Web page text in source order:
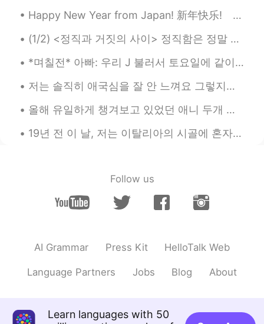
EN KR
@Bye저도 아직 많은 것을 알아차리는 과정
EN KR
@Lai아하 그런 뜻이였군요! 가르쳐주셔서
Thank you! :)
Bye 2019.07.22 14:38
씀도 맞네요. 저번에 제가 만나는 상담사 선
우선 알아차려야한다고요. 그래도 이렇게 말
올리 2019.07.22 14:38
Happy New Year from Japan! 新年快乐! あけましておめでとうございます！ 새해 복 많이 받으세요🎉🎉🎉🎉🎉🎉🎉🎉🎉🎉🎉🎉🎉🎉🎉🎉🎉🎉
(1/2) <정직과 거짓의 사이> 정직함은 정말 유지하기 어려운 미덕인 거 같아요 정직이라는 게 참 복잡한 것이기 때문에요 정직한 사람은 그저 팩트만 말하는 사람이 아니에요 ...
*며칠전* 아빠: 우리 J 불러서 토요일에 같이 축구 볼까?? 언니: 아이 아빠!! 토요일이 J 결혼식 날이잖아 아빠: 아 맞다~ 그래도 신랑도 축구는 볼 시간 있겠지? 낮에...
저는 솔직히 애국심을 잘 안 느껴요 그렇지만 그런 이유로 나의 나라와 다른 나라를 좀 더 객관적인 시각으로 바라볼 수 있는 거 같아요 'I hate the US / Japa...
올해 유일하게 챙겨보고 있었던 애니 두개 있었는데 (モブサイコ100II & 約束のネバーランド) 지난 주에 둘다 끝나고 2분기에는 특별하게 기대하는 게 없어서 4월이니까 四月は...
19년 전 이 날, 저는 이탈리아의 시골에 혼자여행 중이었다. 레스토랑에서 저녁을 먹으면서 눈 앞에 있는 텔레비전에 본 “미국 뉴욕”의 영상. 영화 장면인 줄 알았다.이탈리...
Follow us
AI Grammar Press Kit HelloTalk Web
Language Partners Jobs Blog About
Learn languages with 50